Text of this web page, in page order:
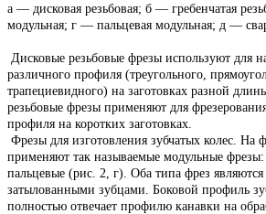
а — дисковая резьбовая; б — гребенчатая
модульная; г — пальцевая модульная; д —
Дисковые резьбовые фрезы используют для
различного профиля (треугольного,
трапециевидного) на заготовках разной
резьбовые фрезы применяют для
профиля на коротких заготовках.
Фрезы для изготовления зубчатых колес. На
применяют так называемые модульные
пальцевые (рис. 2, г). Оба типа фрез
затылованными зубцами. Боковой профиль
полностью отвечает профилю канавки на